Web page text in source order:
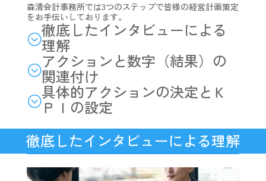
森清会計事務所では3つのステップで皆様の経営計画策定
をお手伝いしております。
;徹底したインタビューによる
理解
;アクションと数字（結果）の
関連付け
;具体的アクションの決定とＫ
ＰＩの設定
徹底したインタビューによる理解